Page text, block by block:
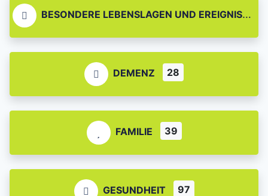
BESONDERE LEBENSLAGEN UND EREIGNISSE
DEMENZ 28
FAMILIE 39
GESUNDHEIT 97